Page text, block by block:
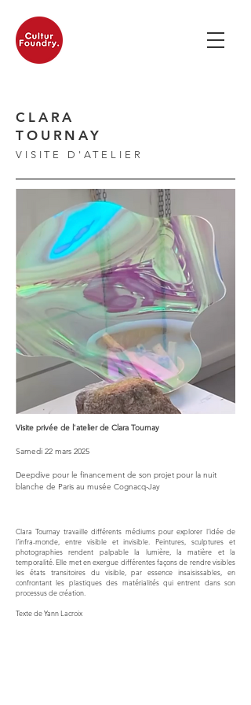
CLARA
TOURNAY
VISITE D'ATELIER
Visite privée de l'atelier de Clara Tournay
Samedi 22 mars 2025
Deepdive pour le financement de son projet pour la nuit
blanche de Paris au musée Cognacq-Jay
Clara Tournay travaille différents médiums pour explorer l’idée de
l’infra-monde, entre visible et invisible. Peintures, sculptures et
photographies rendent palpable la lumière, la matière et la
temporalité. Elle met en exergue différentes façons de rendre visibles
les états transitoires du visible, par essence insaisissables, en
confrontant les plastiques des matérialités qui entrent dans son
processus de création.
Texte de Yann Lacroix